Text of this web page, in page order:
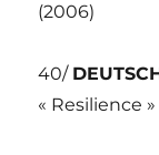
(2006)
40/
« Resilience